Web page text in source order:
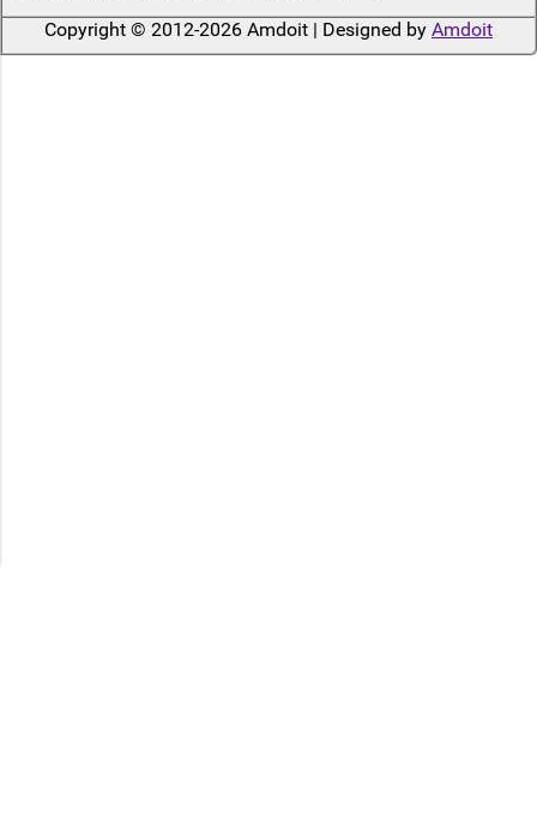
Copyright © 2012-2026 Amdoit | Designed by Amdoit